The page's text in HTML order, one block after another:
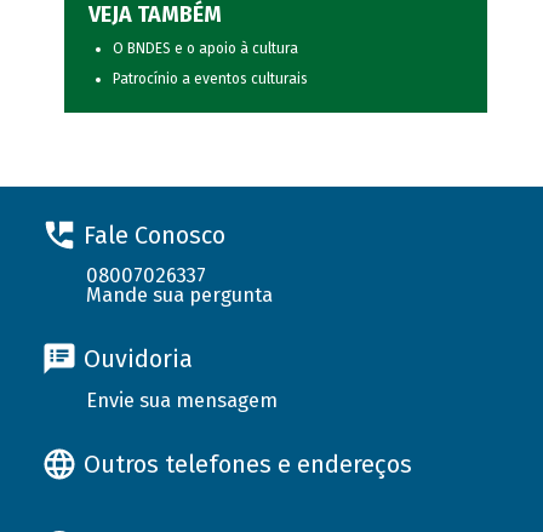
VEJA TAMBÉM
O BNDES e o apoio à cultura
Patrocínio a eventos culturais
Fale Conosco
08007026337
Mande sua pergunta
Ouvidoria
Envie sua mensagem
Outros telefones e endereços